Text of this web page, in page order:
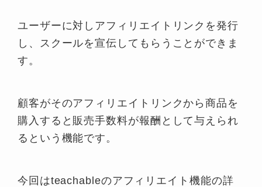
ユーザーに対しアフィリエイトリンクを発行
し、スクールを宣伝してもらうことができま
す。
顧客がそのアフィリエイトリンクから商品を
購入すると販売手数料が報酬として与えられ
るという機能です。
今回はteachableのアフィリエイト機能の詳